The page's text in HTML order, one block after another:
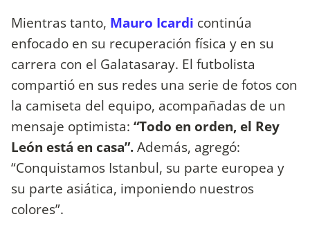
Mientras tanto, Mauro Icardi continúa
enfocado en su recuperación física y en su
carrera con el Galatasaray. El futbolista
compartió en sus redes una serie de fotos con
la camiseta del equipo, acompañadas de un
mensaje optimista: “Todo en orden, el Rey
León está en casa”.Además, agregó:
“Conquistamos Istanbul, su parte europea y
su parte asiática, imponiendo nuestros
colores”.